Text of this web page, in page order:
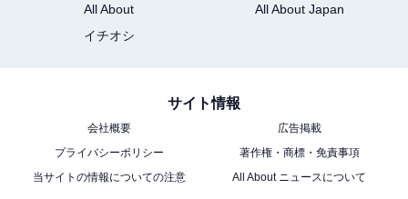
All About
All About Japan
イチオシ
サイト情報
会社概要
広告掲載
プライバシーポリシー
著作権・商標・免責事項
当サイトの情報についての注意
All About ニュースについて